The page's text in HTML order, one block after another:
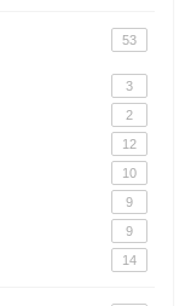
53
3
2
12
10
9
9
14